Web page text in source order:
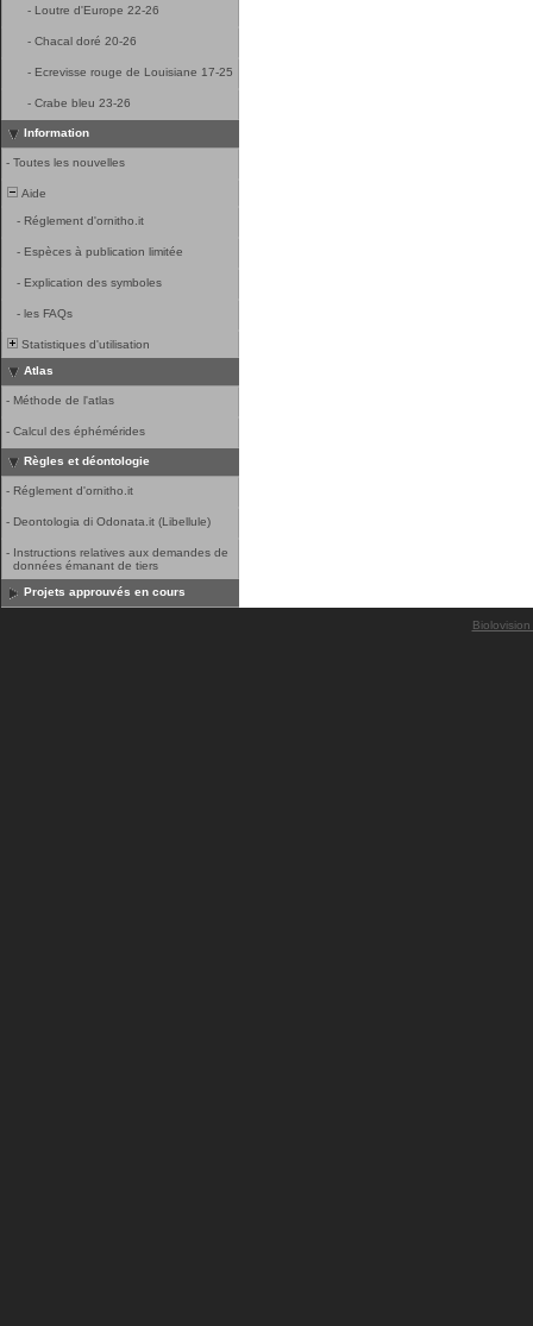
- Loutre d'Europe 22-26
- Chacal doré 20-26
- Ecrevisse rouge de Louisiane 17-25
- Crabe bleu 23-26
Information
- Toutes les nouvelles
Aide
- Réglement d'ornitho.it
- Espèces à publication limitée
- Explication des symboles
- les FAQs
Statistiques d'utilisation
Atlas
- Méthode de l'atlas
- Calcul des éphémérides
Règles et déontologie
- Réglement d'ornitho.it
- Deontologia di Odonata.it (Libellule)
- Instructions relatives aux demandes de
données émanant de tiers
Projets approuvés en cours
Biolovision